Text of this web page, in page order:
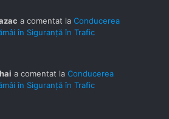
a comentat la Conducerea
în Siguranță în Trafic
a comentat la Conducerea
în Siguranță în Trafic